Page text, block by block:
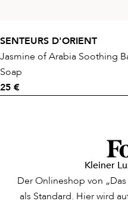
SENTEURS D'ORIENT
Jasmine of Arabia Soothing
Soap
25 €
Kleiner
Der Onlineshop von
als Standard. Hier wird